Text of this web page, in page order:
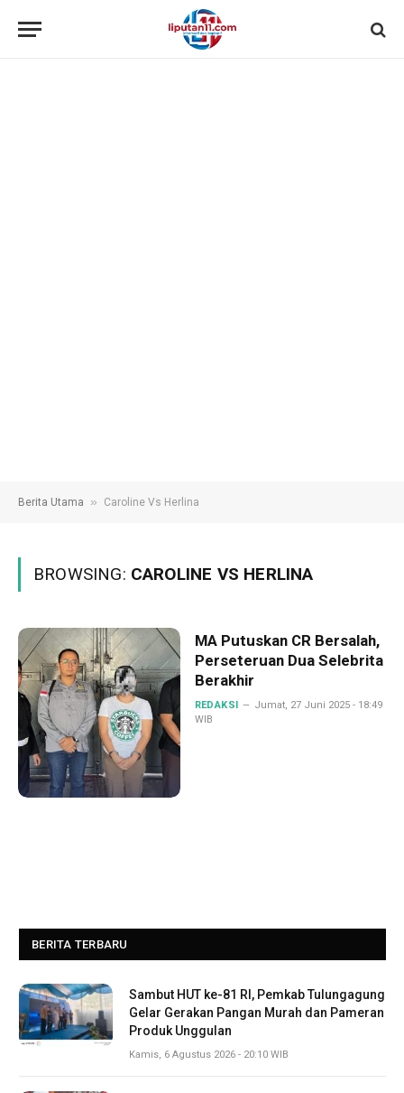
Berita Utama » Caroline Vs Herlina
BROWSING: CAROLINE VS HERLINA
MA Putuskan CR Bersalah,
Perseteruan Dua Selebrita
Berakhir
REDAKSI
Jumat, 27 Juni 2025 - 18:49
WIB
BERITA TERBARU
Sambut HUT ke-81 RI, Pemkab Tulungagung
Gelar Gerakan Pangan Murah dan Pameran
Produk Unggulan
Kamis, 6 Agustus 2026 - 20:10 WIB